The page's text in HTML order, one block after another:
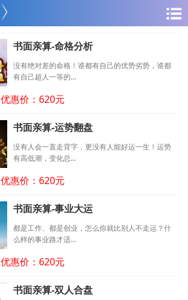
书面亲算-命格分析
没有绝对差的命格！谁都有自己的优势劣势，谁都
有自己超人一等的...
优惠价：620元
书面亲算-运势翻盘
没有人会一直走背字，更没有人能好运一生！运势
有高低潮，变化总...
优惠价：620元
书面亲算-事业大运
都是工作、都是创业，怎么你就比别人不走运？什
么样的事业路才适...
优惠价：620元
书面亲算-双人合盘